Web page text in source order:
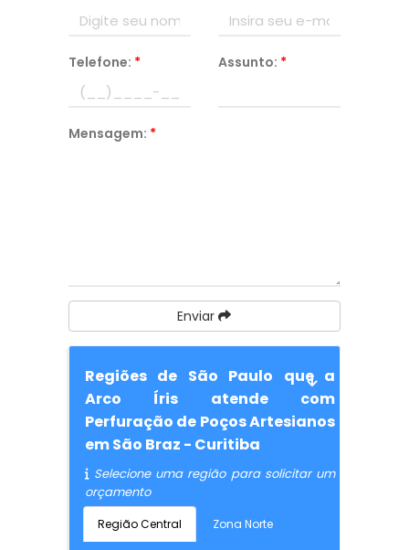
Telefone: * Assunto: *
Mensagem: *
Enviar
Regiões de São Paulo que a
Arco Íris atende com
Perfuração de Poços Artesianos
em São Braz - Curitiba
Selecione uma região para solicitar um
orçamento
Região Central Zona Norte